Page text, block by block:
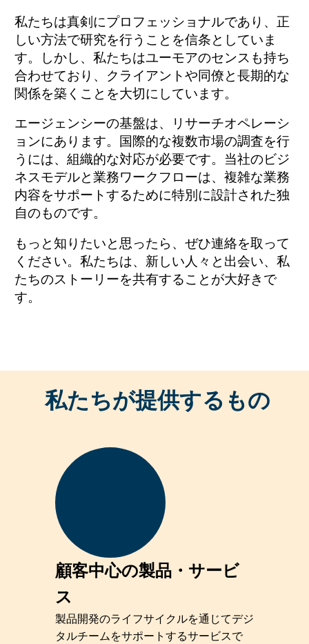
私たちは真剣にプロフェッショナルであり、正
しい方法で研究を行うことを信条としていま
す。しかし、私たちはユーモアのセンスも持ち
合わせており、クライアントや同僚と長期的な
関係を築くことを大切にしています。
エージェンシーの基盤は、リサーチオペレーシ
ョンにあります。国際的な複数市場の調査を行
うには、組織的な対応が必要です。当社のビジ
ネスモデルと業務ワークフローは、複雑な業務
内容をサポートするために特別に設計された独
自のものです。
もっと知りたいと思ったら、ぜひ連絡を取って
ください。私たちは、新しい人々と出会い、私
たちのストーリーを共有することが大好きで
す。
私たちが提供するもの
顧客中心の製品・サービ
ス
製品開発のライフサイクルを通じてデジ
タルチームをサポートするサービスで